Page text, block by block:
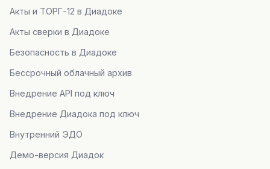
Акты и ТОРГ-12 в Диадоке
Акты сверки в Диадоке
Безопасность в Диадоке
Бессрочный облачный архив
Внедрение API под ключ
Внедрение Диадока под ключ
Внутренний ЭДО
Демо-версия Диадок